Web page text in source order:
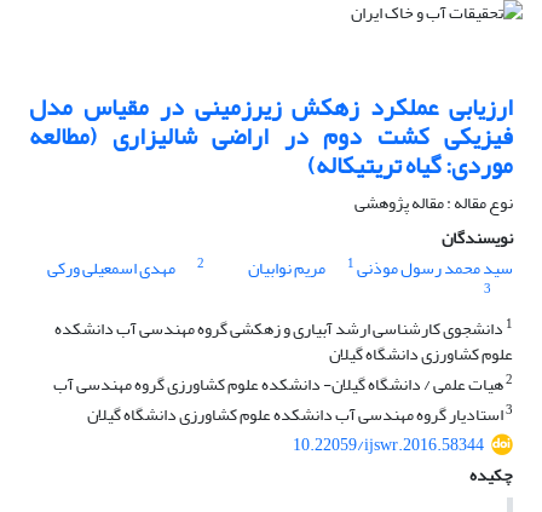
ارزیابی عملکرد زهکش زیرزمینی در مقیاس مدل
فیزیکی کشت دوم در اراضی شالیزاری (مطالعه
موردی: گیاه تریتیکاله)
نوع مقاله : مقاله پژوهشی
نویسندگان
سید محمد رسول موذنی1 مریم نوابیان 2 مهدی اسمعیلی ورکی
3
1 دانشجوی کارشناسی ارشد آبیاری و زهکشی گروه مهندسی آب دانشکده
علوم کشاورزی دانشگاه گیلان
2هیات علمی / دانشگاه گیلان- دانشکده علوم کشاورزی گروه مهندسی آب
3استادیار گروه مهندسی آب دانشکده علوم کشاورزی دانشگاه گیلان
10.22059/ijswr.2016.58344
چکیده